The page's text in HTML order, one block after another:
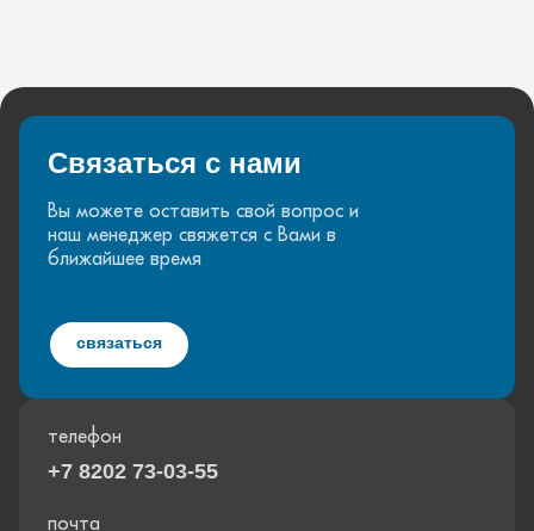
телефон
+7 8202 73-03-55
почта
Связаться с нами
Вы можете оставить свой вопрос и
наш менеджер свяжется с Вами в
ближайшее время
связаться